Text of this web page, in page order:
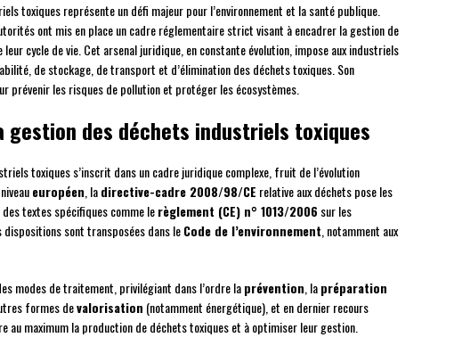
toxiques représente un défi majeur pour l’environnement et la santé publique.
ont mis en place un cadre réglementaire strict visant à encadrer la gestion de
cycle de vie. Cet arsenal juridique, en constante évolution, impose aux industriels
de stockage, de transport et d’élimination des déchets toxiques. Son
prévenir les risques de pollution et protéger les écosystèmes.
gestion des déchets industriels toxiques
toxiques s’inscrit dans un cadre juridique complexe, fruit de l’évolution
européen , ladirective-cadre 2008/98/CE relative aux déchets pose les
textes spécifiques comme lerèglement (CE) n° 1013/2006 sur les
dispositions sont transposées dans leCode de l’environnement , notamment aux
modes de traitement, privilégiant dans l’ordre laprévention , lapréparation
formes devalorisation (notamment énergétique), et en dernier recours
au maximum la production de déchets toxiques et à optimiser leur gestion.